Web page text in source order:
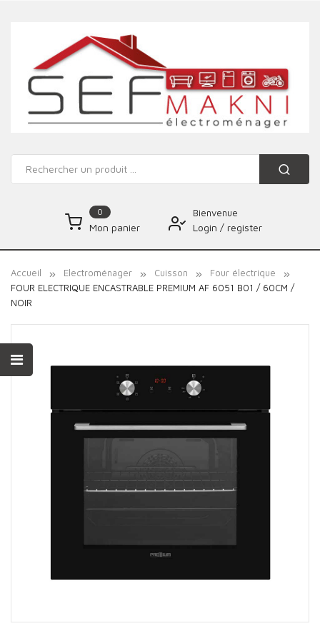
0
Mon panier
Bienvenue
Login / register
Accueil Electroménager Cuisson
Four électrique
FOUR ELECTRIQUE ENCASTRABLE PREMIUM AF 6051 B01 / 60CM /
NOIR